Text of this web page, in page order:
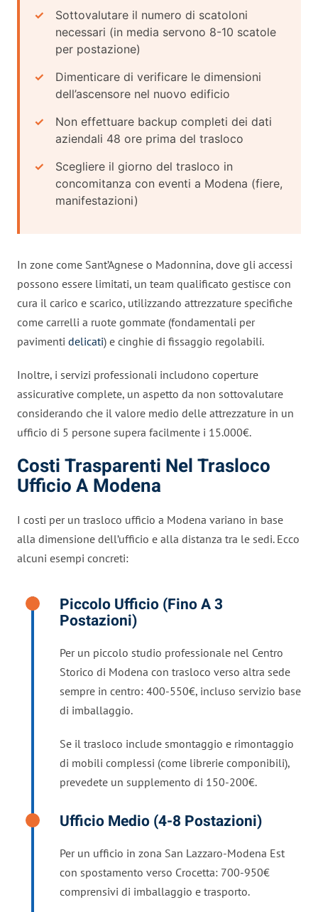
Sottovalutare il numero di scatoloni
necessari (in media servono 8-10 scatole
per postazione)
Dimenticare di verificare le dimensioni
dell’ascensore nel nuovo edificio
Non effettuare backup completi dei dati
aziendali 48 ore prima del trasloco
Scegliere il giorno del trasloco in
concomitanza con eventi a Modena (fiere,
manifestazioni)
In zone come Sant’Agnese o Madonnina, dove gli accessi
possono essere limitati, un team qualificato gestisce con
cura il carico e scarico, utilizzando attrezzature specifiche
come carrelli a ruote gommate (fondamentali per
pavimenti delicati) e cinghie di fissaggio regolabili.
Inoltre, i servizi professionali includono coperture
assicurative complete, un aspetto da non sottovalutare
considerando che il valore medio delle attrezzature in un
ufficio di 5 persone supera facilmente i 15.000€.
Costi Trasparenti Nel Trasloco
Ufficio A Modena
I costi per un trasloco ufficio a Modena variano in base
alla dimensione dell’ufficio e alla distanza tra le sedi. Ecco
alcuni esempi concreti:
Piccolo Ufficio (fino A 3
Postazioni)
Per un piccolo studio professionale nel Centro
Storico di Modena con trasloco verso altra sede
sempre in centro: 400-550€, incluso servizio base
di imballaggio.
Se il trasloco include smontaggio e rimontaggio
di mobili complessi (come librerie componibili),
prevedete un supplemento di 150-200€.
Ufficio Medio (4-8 Postazioni)
Per un ufficio in zona San Lazzaro-Modena Est
con spostamento verso Crocetta: 700-950€
comprensivi di imballaggio e trasporto.